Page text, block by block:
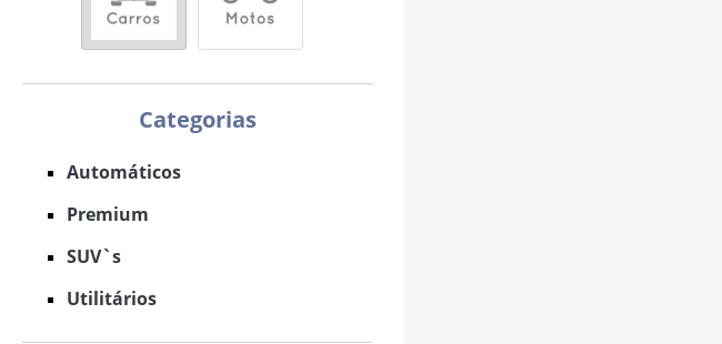
Categorias
Automáticos
Premium
SUV`s
Utilitários